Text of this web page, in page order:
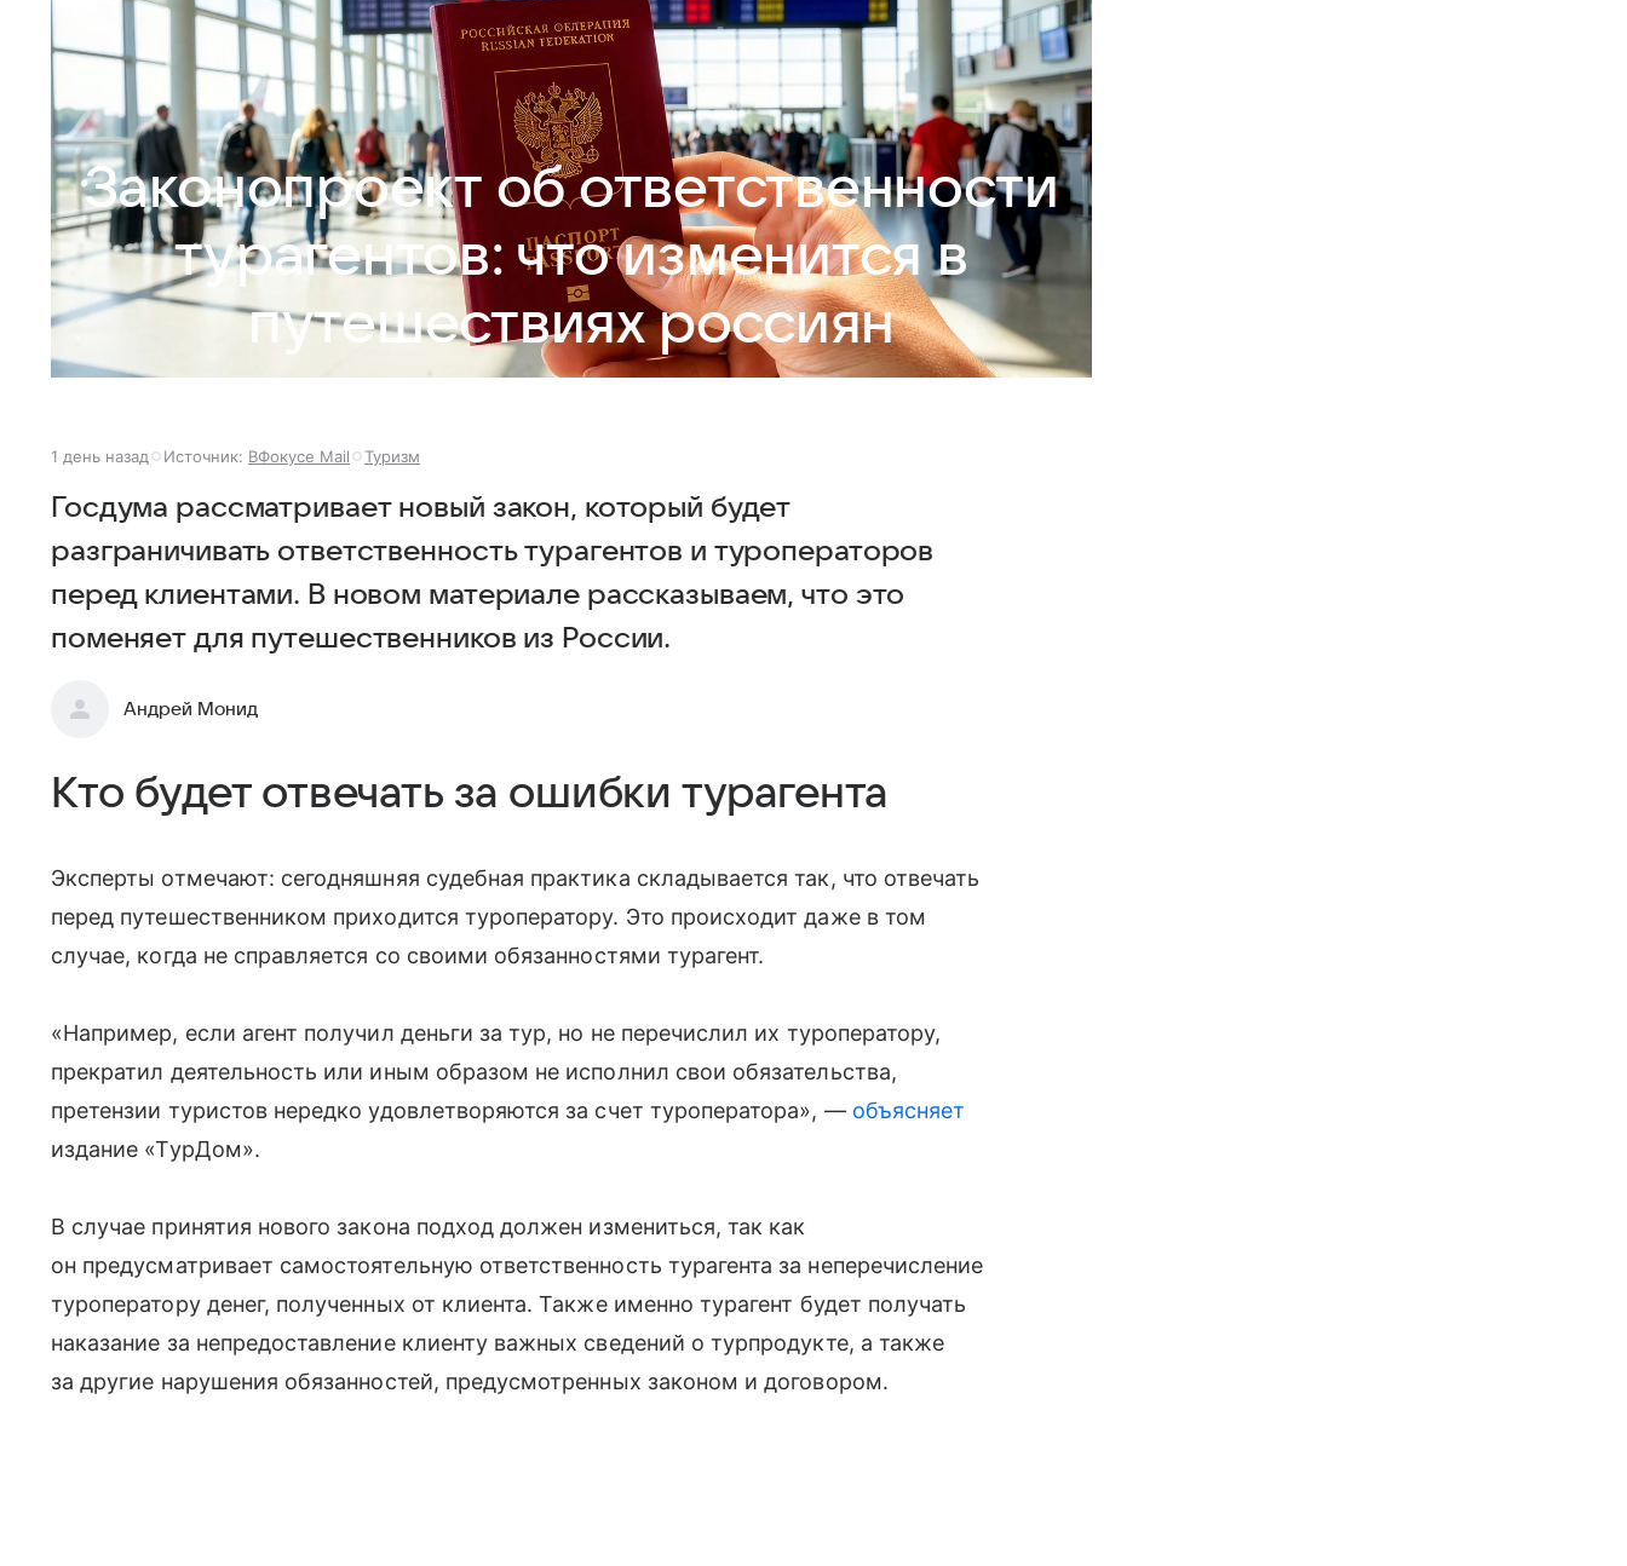
Законопроект об ответственности
турагентов: что изменится в
путешествиях россиян
1 день назад Источник: ВФокусе Mail Туризм
Госдума рассматривает новый закон, который будет
разграничивать ответственность турагентов и туроператоров
перед клиентами. В новом материале рассказываем, что это
поменяет для путешественников из России.
Андрей Монид
Кто будет отвечать за ошибки турагента
Эксперты отмечают: сегодняшняя судебная практика складывается так, что отвечать
перед путешественником приходится туроператору. Это происходит даже в том
случае, когда не справляется со своими обязанностями турагент.
«Например, если агент получил деньги за тур, но не перечислил их туроператору,
прекратил деятельность или иным образом не исполнил свои обязательства,
претензии туристов нередко удовлетворяются за счет туроператора», — объясняет
издание «ТурДом».
В случае принятия нового закона подход должен измениться, так как
он предусматривает самостоятельную ответственность турагента за неперечисление
туроператору денег, полученных от клиента. Также именно турагент будет получать
наказание за непредоставление клиенту важных сведений о турпродукте, а также
за другие нарушения обязанностей, предусмотренных законом и договором.